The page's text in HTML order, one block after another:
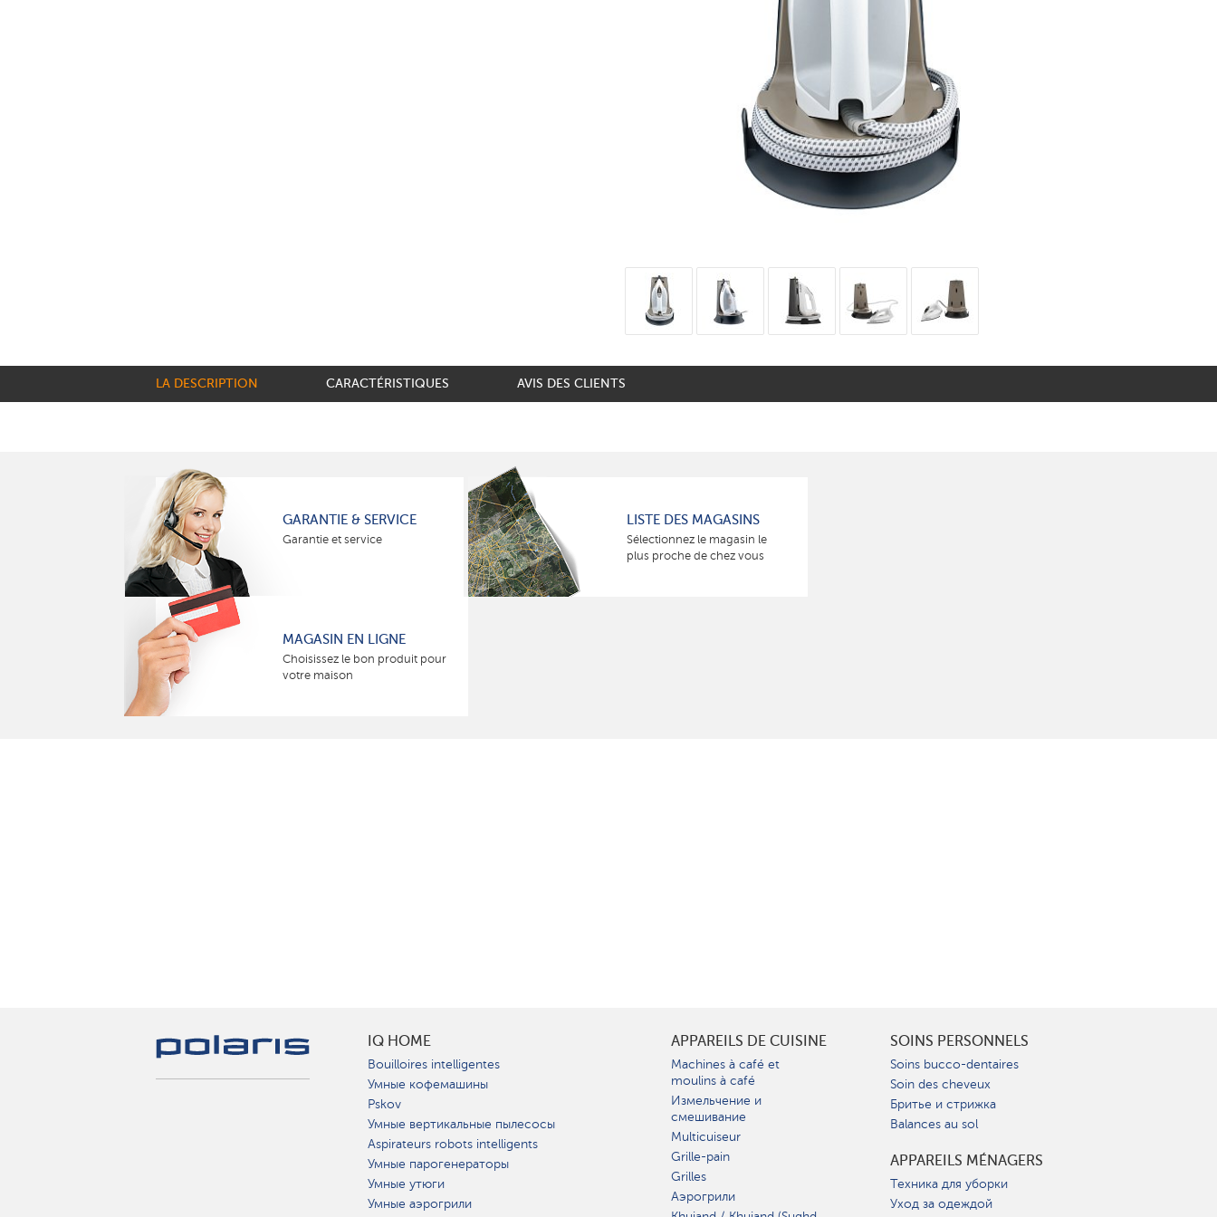
LA DESCRIPTION CARACTÉRISTIQUES AVIS DES CLIENTS
GARANTIE & SERVICE
Garantie et service
LISTE DES MAGASINS
Sélectionnez le magasin le
plus proche de chez vous
MAGASIN EN LIGNE
Choisissez le bon produit pour
votre maison
IQ HOME
Bouilloires intelligentes
Умные кофемашины
Pskov
Умные вертикальные пылесосы
Aspirateurs robots intelligents
Умные парогенераторы
Умные утюги
Умные аэрогрили
APPAREILS DE CUISINE
Machines à café et
moulins à café
Измельчение и
смешивание
Multicuiseur
Grille-pain
Grilles
Аэрогрили
SOINS PERSONNELS
Soins bucco-dentaires
Soin des cheveux
Бритье и стрижка
Balances au sol
APPAREILS MÉNAGERS
Техника для уборки
Уход за одеждой